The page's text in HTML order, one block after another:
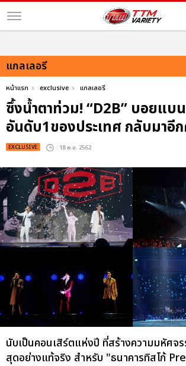
แกลเลอรี
หน้าแรก exclusive แกลเลอรี
ซึ้งน้ำตาท่วม! “D2B” บอยแบ
อันดับ1ของประเทศ กลับมาอี
EXCLUSIVE : 18 พ.ย. 2562
นับเป็นคอนเสิร์ตแห่งปี ที่สร้างความมหัศจ
สุดอย่างแท้จริง สำหรับ "ธนาคารทิสโก้